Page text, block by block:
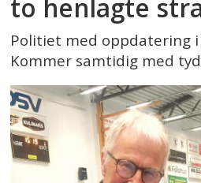
to henlagte
Politiet med oppdatering
Kommer samtidig med